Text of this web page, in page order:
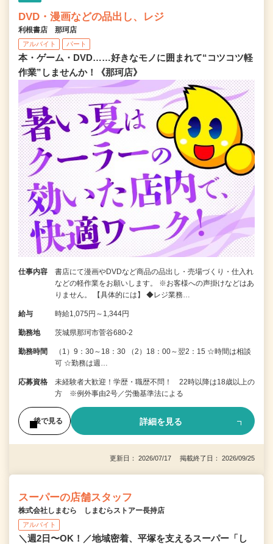
DVD・漫画などの品出し、レジ
利根書店 那珂店
アルバイト パート
本・ゲーム・DVD……好きなモノに囲まれて“コツコツ軽
作業”しませんか！《那珂店》
仕事内容
書店にて漫画やDVDなど商品の品出し・売場づくり・仕入れ
などの軽作業をお願いします。 ※お客様への声掛けなどはあ
りません。 【具体的には】 ◆レジ業務…
給与 時給1,075円～1,344円
勤務地 茨城県那珂市菅谷680-2
勤務時間
（1）9：30～18：30 （2）18：00～翌2：15 ☆時間は相談
可 ☆勤務は週…
応募資格
未経験者大歓迎！学歴・職歴不問！ 22時以降は18歳以上の
方 ※例外事由2号／労働基準法による
後で見る 詳細を見る
更新日： 2026/07/17 掲載終了日： 2026/09/25
スーパーの店舗スタッフ
株式会社しまむら しまむらストアー長持店
アルバイト
＼週2日〜OK！／地域密着、平塚を支えるスーパー「し